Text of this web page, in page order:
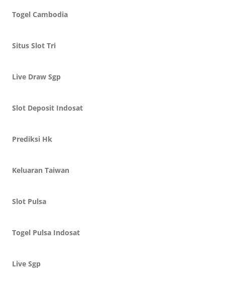
Togel Cambodia
Situs Slot Tri
Live Draw Sgp
Slot Deposit Indosat
Prediksi Hk
Keluaran Taiwan
Slot Pulsa
Togel Pulsa Indosat
Live Sgp